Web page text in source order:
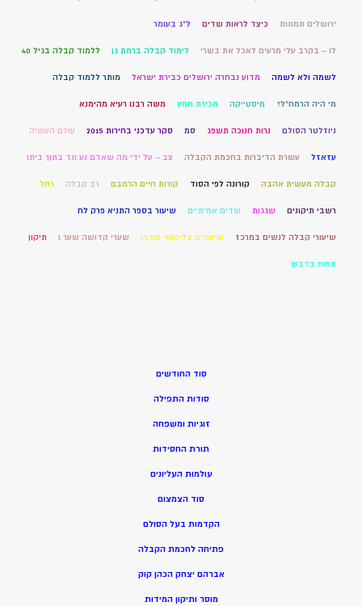
ירושלים תמונות כיצד לראות שדים ל"ג בעומר
לו – בקרב עלי מרעים לאכל את בשרי לימוד קבלה ברמת גן ללמוד קבלה בגיל 40
לשמה ולא לשמה מדוע נבחרה ירושלים כבירת ישראל מותר ללמוד קבלה
מי היה הרמח"ל? מיסטייקה מכירת חמץ משה רבנו רעיא מהימנא
ניוזלטר הסולם נרות חנוכה תשפג סמ סקר עדכני בחירות 2015 עולם העשיה
עזאזל עשרת הדיברות בחכמת הקבלה צב – על ידי מה שאדם נע ונד בתוך ביתו
קבלה מעשית אהבה קורונה לפי הסוד קורות חיים הרמבם רב קבלה רחל
רשבי תיקונים שגגות שדים אמיתיים שיעור בספר התניא פרק לח
שיעורי קבלה לנשים במרכז שיעורים בליקוטי מוהרן שערי קדושה שער ו תיקון
תפוח בדבש
סוד החודשים
סודות התפילה
זוגיות ומשפחה
תורת החסידות
עולמות העליונים
סוד הצמצום
הקדמות בעל הסולם
פתיחה לחכמת הקבלה
אברהם יצחק הכהן קוק
מוסר ותיקון המידות